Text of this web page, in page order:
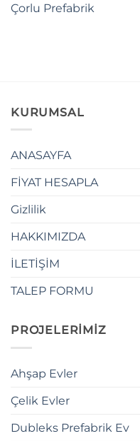
Çorlu Prefabrik
KURUMSAL
ANASAYFA
FİYAT HESAPLA
Gizlilik
HAKKIMIZDA
İLETİŞİM
TALEP FORMU
PROJELERİMİZ
Ahşap Evler
Çelik Evler
Dubleks Prefabrik Ev